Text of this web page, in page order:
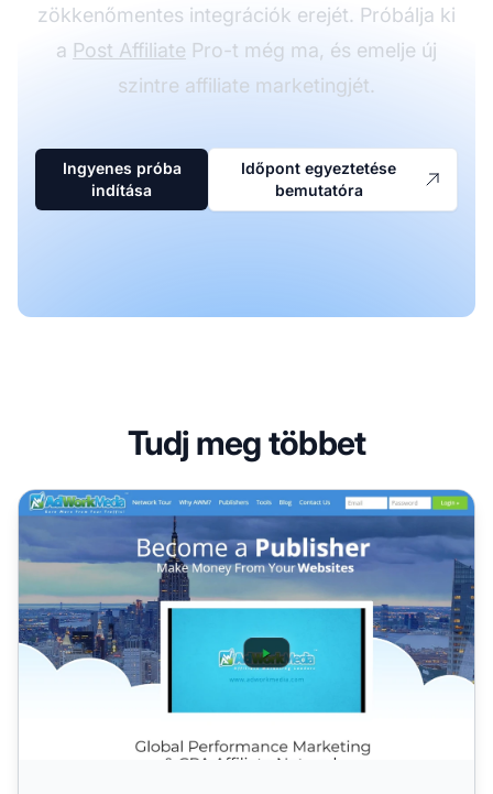
zökkenőmentes integrációk erejét. Próbálja ki
a Post Affiliate Pro-t még ma, és emelje új
szintre affiliate marketingjét.
Ingyenes próba
indítása
Időpont egyeztetése
bemutatóra
Tudj meg többet
AdWork Media Partnerprogram